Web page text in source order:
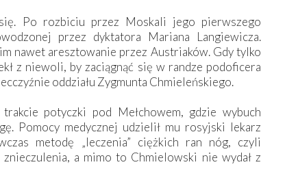
Po rozbiciu przez Moskali jego pierwszego
przez dyktatora Mariana Langiewicza.
nawet aresztowanie przez Austriaków. Gdy tylko
z niewoli, by zaciągnąć się w randze podoficera
oddziału Zygmunta Chmieleńskiego.
potyczki pod Mełchowem, gdzie wybuch
Pomocy medycznej udzielił mu rosyjski lekarz
metodę „leczenia” ciężkich ran nóg, czyli
znieczulenia, a mimo to Chmielowski nie wydał z